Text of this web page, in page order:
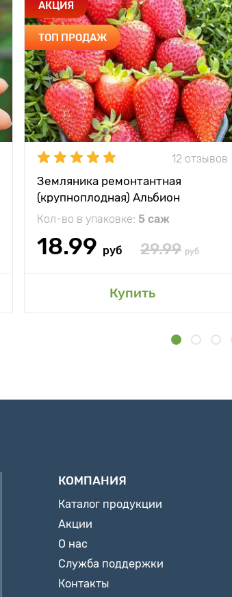
АКЦИЯ
ТОП ПРОДАЖ
12 отзывов
Земляника ремонтантная
(крупноплодная) Альбион
Кол-во в упаковке: 5 саж
18.99 руб 29.99 руб
Купить
КОМПАНИЯ
Каталог продукции
Акции
О нас
Служба поддержки
Контакты